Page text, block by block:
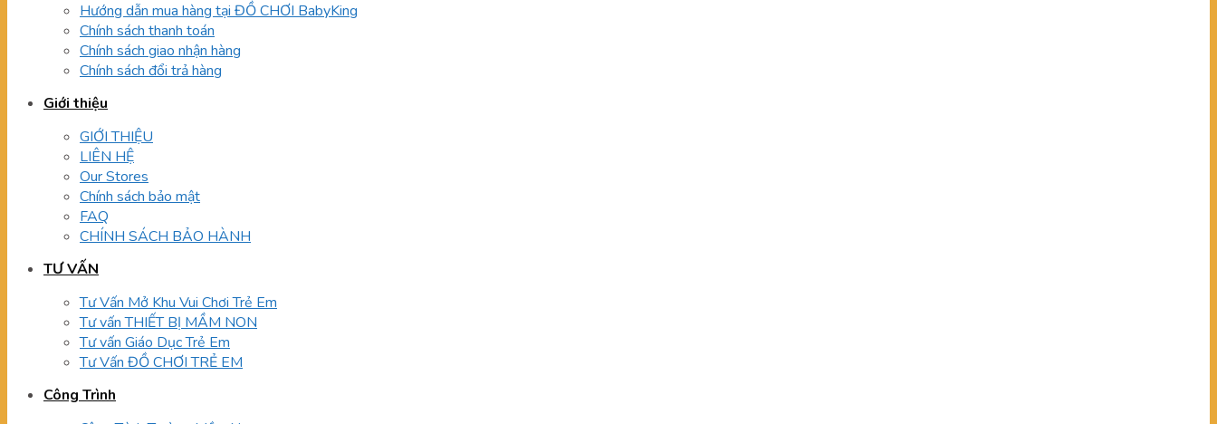
Hướng dẫn mua hàng tại ĐỒ CHƠI BabyKing
Chính sách thanh toán
Chính sách giao nhận hàng
Chính sách đổi trả hàng
Giới thiệu
GIỚI THIỆU
LIÊN HỆ
Our Stores
Chính sách bảo mật
FAQ
CHÍNH SÁCH BẢO HÀNH
TƯ VẤN
Tư Vấn Mở Khu Vui Chơi Trẻ Em
Tư vấn THIẾT BỊ MẦM NON
Tư vấn Giáo Dục Trẻ Em
Tư Vấn ĐỒ CHƠI TRẺ EM
Công Trình